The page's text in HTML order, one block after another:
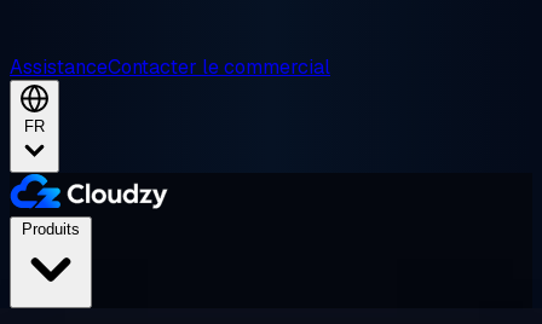
AssistanceContacter le commercial
FR